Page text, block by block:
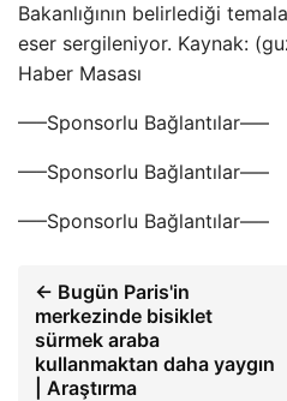
Bakanlığının belirlediği
eser sergileniyor. Kaynak:
Haber Masası
—–Sponsorlu Bağlantılar—–
—–Sponsorlu Bağlantılar—–
—–Sponsorlu Bağlantılar—–
← Bugün Paris'in
merkezinde bisiklet
sürmek araba
kullanmaktan daha yaygın
| Araştırma